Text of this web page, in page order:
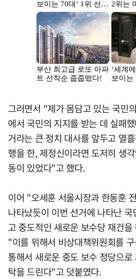
그러면서 "제가 몸담고 있는 국민
에서 국민의 지지를 받는 데 실패
거라는 큰 정치 대사를 앞두고 열
행을 한, 제정신이라면 도저히 생
동이 있었다"고 했다.
이어 "오세훈 서울시장과 한동훈
나타났듯이 이번 선거에 나타난
고 중도적인 새로운 보수당 재건
"이를 위해서 비상대책위원회를
통해서 새로운 중도 보수 정당으
탁을 드린다"고 덧붙였다.